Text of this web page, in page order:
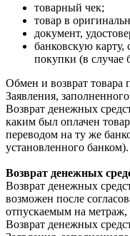
товарный чек;
товар в
документ,
банковскую карту,
покупки (в случае
Обмен и возврат товара
Заявления,
Возврат денежных
каким был оплачен
переводом на ту же
установленного банком).
Возврат денежных
Возврат денежных
возможен после
отпускаемым на метраж,
Возврат денежных